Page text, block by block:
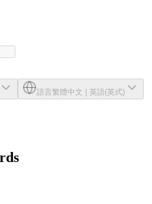
語言繁體中文 英語(英式)